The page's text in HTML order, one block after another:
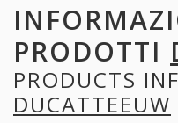
PRODOTTI
PRODUCTS
DUCATTEEUW